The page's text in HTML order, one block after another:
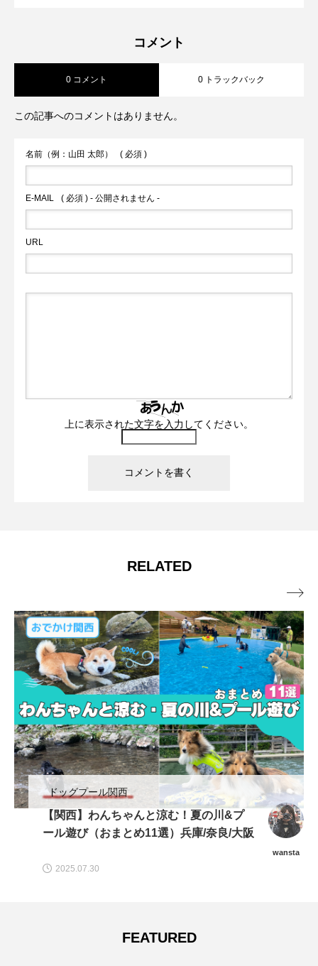
の西海岸風オシャレカフェ」
Coffee「初夏を感じるオシャレなスイー
コメント
0 コメント 0 トラックバック
この記事へのコメントはありません。
名前（例：山田 太郎） ( 必須 )
E-MAIL ( 必須 ) - 公開されません -
URL
上に表示された文字を入力してください。
RELATED
愛犬とおでかけ(公園･施設etc)
【兵庫/宝塚市】清荒神清澄寺「参道『竜
の道』をゆるゆる歩き♪愛犬と一緒に参
CHIRO
2023.06.09

FEATURED